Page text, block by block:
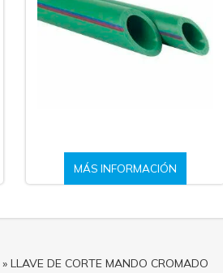
MÁS INFORMACIÓN
» LLAVE DE CORTE MANDO CROMADO